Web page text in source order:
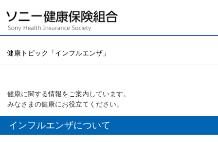
健康トピック「インフルエンザ」
健康に関する情報をご案内しています。
みなさまの健康にお役立てください。
インフルエンザについて